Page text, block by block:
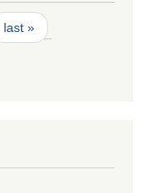
last »